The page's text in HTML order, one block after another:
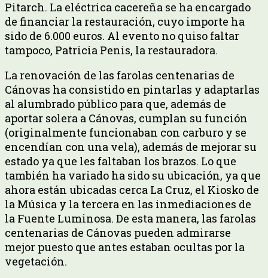
Pitarch. La eléctrica cacereña se ha encargado
de financiar la restauración, cuyo importe ha
sido de 6.000 euros. Al evento no quiso faltar
tampoco, Patricia Penis, la restauradora.
La renovación de las farolas centenarias de
Cánovas ha consistido en pintarlas y adaptarlas
al alumbrado público para que, además de
aportar solera a Cánovas, cumplan su función
(originalmente funcionaban con carburo y se
encendían con una vela), además de mejorar su
estado ya que les faltaban los brazos. Lo que
también ha variado ha sido su ubicación, ya que
ahora están ubicadas cerca La Cruz, el Kiosko de
la Música y la tercera en las inmediaciones de
la Fuente Luminosa. De esta manera, las farolas
centenarias de Cánovas pueden admirarse
mejor puesto que antes estaban ocultas por la
vegetación.